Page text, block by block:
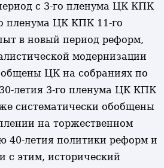
с 3-го пленума ЦК КПК
пленума ЦК КПК 11-го
в новый период реформ,
модернизации
ЦК на собраниях по
летия 3-го пленума ЦК КПК
систематически обобщены
на торжественном
40-летия политики реформ и
с этим, исторический